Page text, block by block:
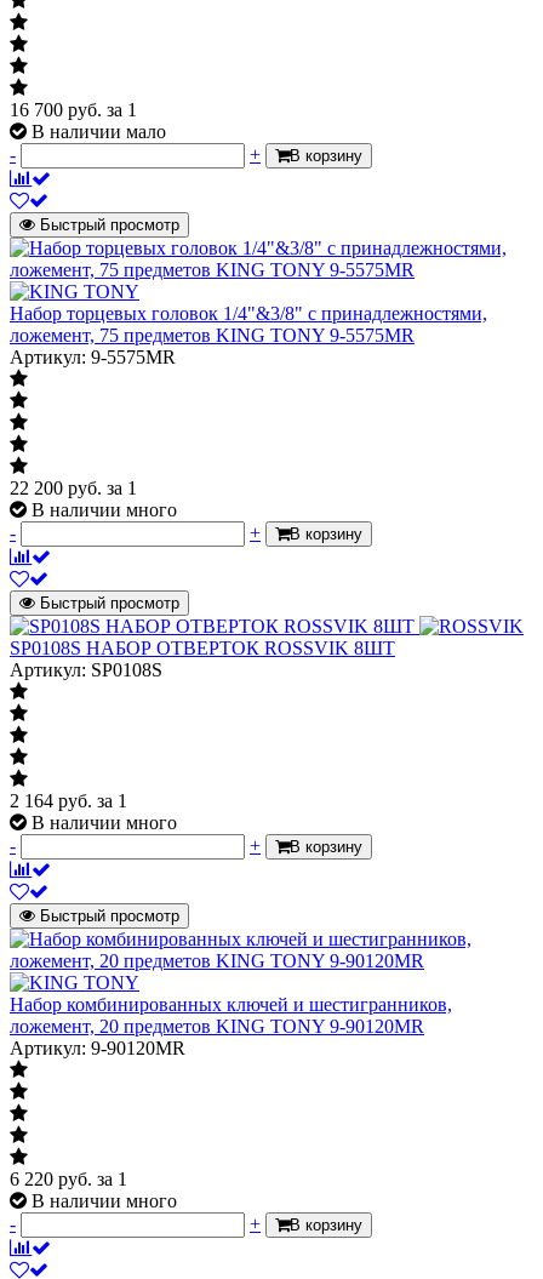
16 700 руб. за 1
В наличии мало
-
+ В корзину
Быстрый просмотр
Набор торцевых головок 1/4"&3/8" с принадлежностями,
ложемент, 75 предметов KING TONY 9-5575MR
Артикул: 9-5575MR
22 200 руб. за 1
В наличии много
-
+ В корзину
Быстрый просмотр
SP0108S НАБОР ОТВЕРТОК ROSSVIK 8ШТ
Артикул: SP0108S
2 164 руб. за 1
В наличии много
-
+ В корзину
Быстрый просмотр
Набор комбинированных ключей и шестигранников,
ложемент, 20 предметов KING TONY 9-90120MR
Артикул: 9-90120MR
6 220 руб. за 1
В наличии много
-
+ В корзину